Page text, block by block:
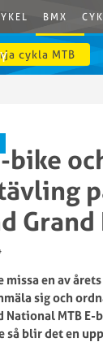
BMX
cykla MTB
bike
en av
sig och
National MTB
så blir det en